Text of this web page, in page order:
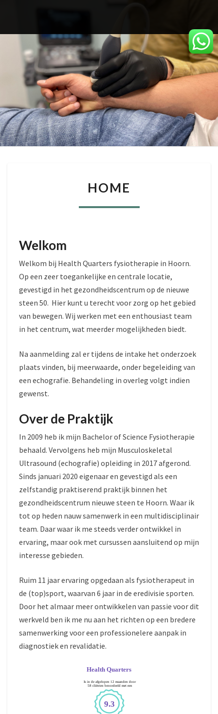
HOME
Welkom
Welkom bij Health Quarters fysiotherapie in Hoorn.
Op een zeer toegankelijke en centrale locatie,
gevestigd in het gezondheidscentrum op de nieuwe
steen 50. Hier kunt u terecht voor zorg op het gebied
van bewegen. Wij werken met een enthousiast team
in het centrum, wat meerder mogelijkheden biedt.
Na aanmelding zal er tijdens de intake het onderzoek
plaats vinden, bij meerwaarde, onder begeleiding van
een echografie. Behandeling in overleg volgt indien
gewenst.
Over de Praktijk
In 2009 heb ik mijn Bachelor of Science Fysiotherapie
behaald. Vervolgens heb mijn Musculoskeletal
Ultrasound (echografie) opleiding in 2017 afgerond.
Sinds januari 2020 eigenaar en gevestigd als een
zelfstandig praktiserend praktijk binnen het
gezondheidscentrum nieuwe steen te Hoorn. Waar ik
tot op heden nauw samenwerk in een multidisciplinair
team. Daar waar ik me steeds verder ontwikkel in
ervaring, maar ook met cursussen aansluitend op mijn
interesse gebieden.
Ruim 11 jaar ervaring opgedaan als fysiotherapeut in
de (top)sport, waarvan 6 jaar in de eredivisie sporten.
Door het almaar meer ontwikkelen van passie voor dit
werkveld ben ik me nu aan het richten op een bredere
samenwerking voor een professionelere aanpak in
diagnostiek en revalidatie.